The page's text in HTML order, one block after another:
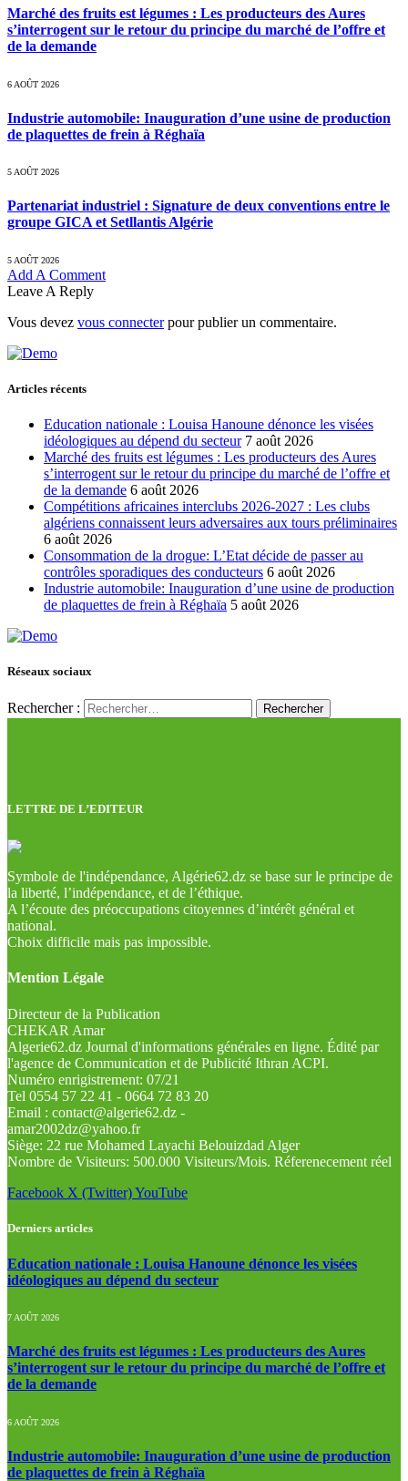
Marché des fruits est légumes : Les producteurs des Aures
s’interrogent sur le retour du principe du marché de l’offre et
de la demande
6 AOÛT 2026
Industrie automobile: Inauguration d’une usine de production
de plaquettes de frein à Réghaïa
5 AOÛT 2026
Partenariat industriel : Signature de deux conventions entre le
groupe GICA et Setllantis Algérie
5 AOÛT 2026
Add A Comment
Leave A Reply
Vous devez vous connecterpour publier un commentaire.
Articles récents
Education nationale : Louisa Hanoune dénonce les visées
idéologiques au dépend du secteur 7 août 2026
Marché des fruits est légumes : Les producteurs des Aures
s’interrogent sur le retour du principe du marché de l’offre et
de la demande 6 août 2026
Compétitions africaines interclubs 2026-2027 : Les clubs
algériens connaissent leurs adversaires aux tours préliminaires
6 août 2026
Consommation de la drogue: L’Etat décide de passer au
contrôles sporadiques des conducteurs 6 août 2026
Industrie automobile: Inauguration d’une usine de production
de plaquettes de frein à Réghaïa 5 août 2026
Réseaux sociaux
Rechercher :
LETTRE DE L’EDITEUR
Symbole de l'indépendance, Algérie62.dz se base sur le principe de
la liberté, l’indépendance, et de l’éthique.
A l’écoute des préoccupations citoyennes d’intérêt général et
national.
Choix difficile mais pas impossible.
Mention Légale
Directeur de la Publication
CHEKAR Amar
Algerie62.dz Journal d'informations générales en ligne. Édité par
l'agence de Communication et de Publicité Ithran ACPI.
Numéro enrigistrement: 07/21
Tel 0554 57 22 41 - 0664 72 83 20
Email : contact@algerie62.dz -
amar2002dz@yahoo.fr
Siège: 22 rue Mohamed Layachi Belouizdad Alger
Nombre de Visiteurs: 500.000 Visiteurs/Mois. Réferenecement réel
Facebook X (Twitter)YouTube
Derniers articles
Education nationale : Louisa Hanoune dénonce les visées
idéologiques au dépend du secteur
7 AOÛT 2026
Marché des fruits est légumes : Les producteurs des Aures
s’interrogent sur le retour du principe du marché de l’offre et
de la demande
6 AOÛT 2026
Industrie automobile: Inauguration d’une usine de production
de plaquettes de frein à Réghaïa